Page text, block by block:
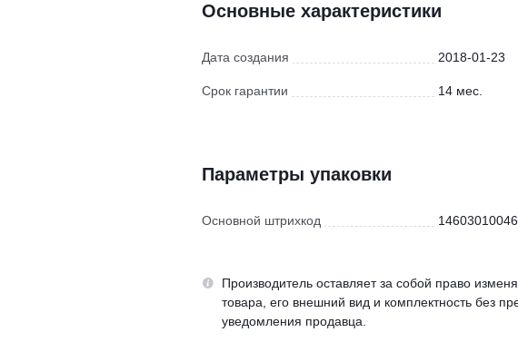
Основные характеристики
Дата создания 2018-01-23
Срок гарантии 14 мес.
Параметры упаковки
Основной штрихкод
Производитель оставляет за собой право
товара, его внешний вид и комплектность без
уведомления продавца.